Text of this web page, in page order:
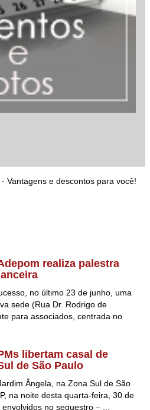
Vantagens e descontos para você!
realiza palestra
no último 23 de junho, uma
sede (Rua Dr. Rodrigo de
para associados, centrada no
libertam casal de
de São Paulo
Ângela, na Zona Sul de São
na noite desta quarta-feira, 30 de
no sequestro – ...